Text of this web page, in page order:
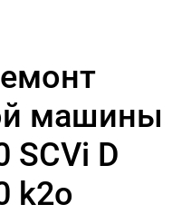
машины
SCVi D
k2o